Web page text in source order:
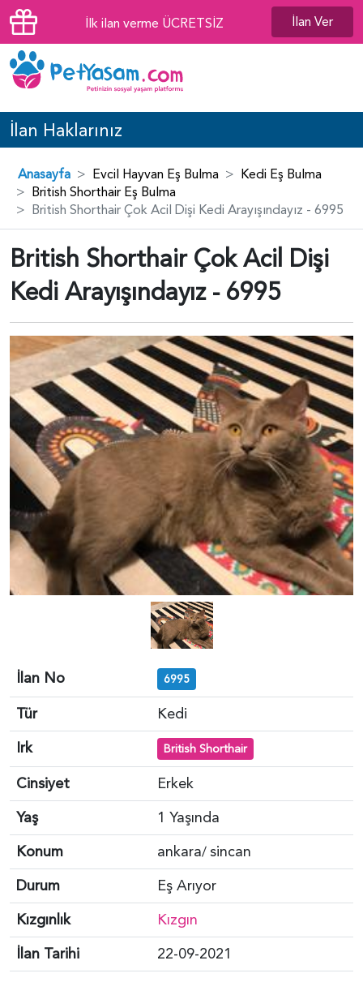
İlk ilan verme ÜCRETSİZ İlan Ver
İlan Haklarınız
Anasayfa Evcil Hayvan Eş Bulma
Kedi Eş Bulma
British Shorthair Eş Bulma
British Shorthair Çok Acil Dişi Kedi Arayışındayız - 6995
British Shorthair Çok Acil Dişi
Kedi Arayışındayız - 6995
İlan No 6995
Tür
Kedi
Irk
British Shorthair
Cinsiyet
Erkek
Yaş
1 Yaşında
Konum
ankara/sincan
Durum
Eş Arıyor
Kızgınlık
Kızgın
İlan Tarihi
22-09-2021